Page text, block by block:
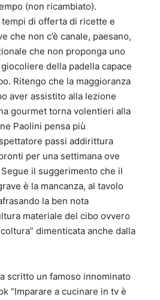
(non ricambiato).
di offerta di ricette e
che non c’è canale, paesano,
che non proponga uno
della padella capace
Ritengo che la maggioranza
aver assistito alla lezione
gourmet torna volentieri alla
Paolini pensa più
passi addirittura
per una settimana ove
il suggerimento che il
è la mancanza, al tavolo
la ben nota
materiale del cibo ovvero
dimenticata anche dalla
scritto un famoso innominato
“Imparare a cucinare in tv è